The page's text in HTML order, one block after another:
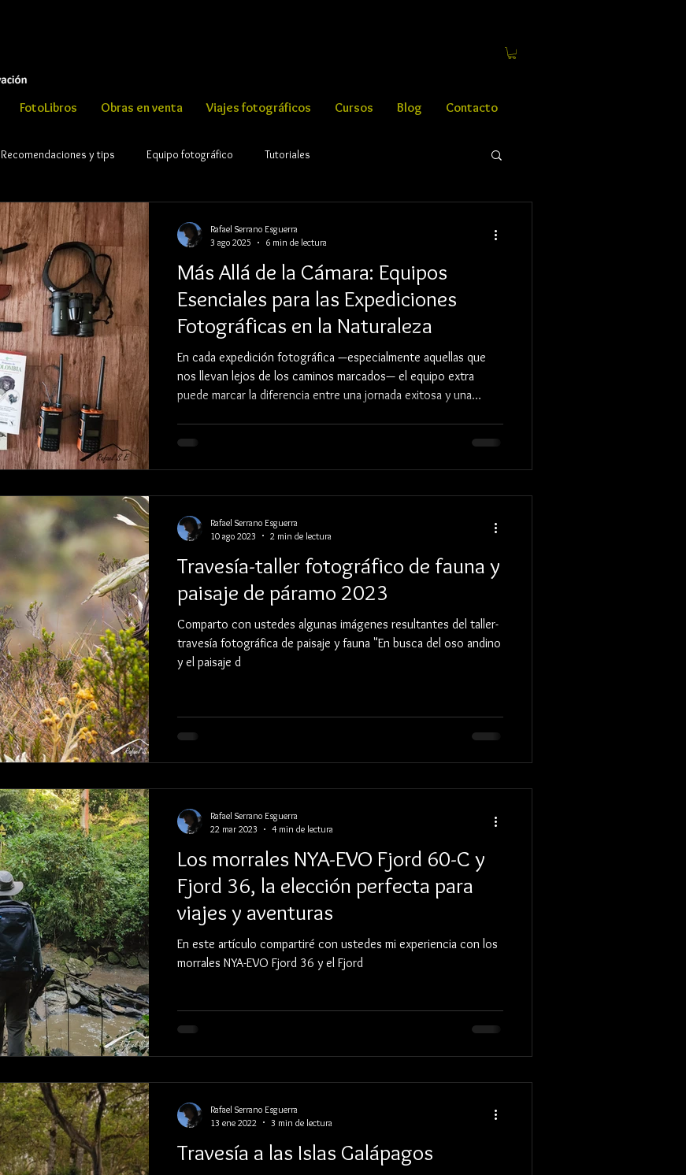
FotoLibros Obras en venta Viajes fotográficos Cursos Blog Contacto
Recomendaciones y tips Equipo fotográfico Tutoriales
Más Allá de la Cámara: Equipos
Esenciales para las Expediciones
Fotográficas en la Naturaleza
En cada expedición fotográfica —especialmente aquellas que
nos llevan lejos de los caminos marcados— el equipo extra
puede marcar la diferencia entre una jornada exitosa y una
salgo a explorar, observar y capturar los paisajes más remotos.
Rafael Serrano Esguerra
3 ago 2025
6 min de lectura
Travesía-taller fotográfico de fauna y
paisaje de páramo 2023
Comparto con ustedes algunas imágenes resultantes del taller-
travesía fotográfica de paisaje y fauna "En busca del oso andino
y el paisaje d
Rafael Serrano Esguerra
10 ago 2023
2 min de lectura
Los morrales NYA-EVO Fjord 60-C y
Fjord 36, la elección perfecta para
viajes y aventuras
En este artículo compartiré con ustedes mi experiencia con los
morrales NYA-EVO Fjord 36 y el Fjord
Rafael Serrano Esguerra
22 mar 2023
4 min de lectura
Travesía a las Islas Galápagos
Rafael Serrano Esguerra
13 ene 2022
3 min de lectura